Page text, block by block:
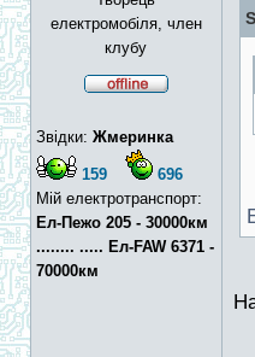
електромобіля, член
клубу
Звідки: Жмеринка
159
696
Мій електротранспорт:
Ел-Пежо 205 - 30000км
........ ..... Ел-FAW 6371 -
70000км